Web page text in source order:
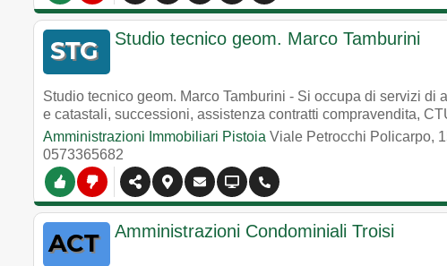
Studio tecnico geom. Marco Tamburini
Studio tecnico geom. Marco Tamburini - Si occupa di servizi
e catastali, successioni, assistenza contratti compravendita,
Amministrazioni Immobiliari Pistoia Viale Petrocchi Policarpo,
0573365682
Amministrazioni Condominiali Troisi